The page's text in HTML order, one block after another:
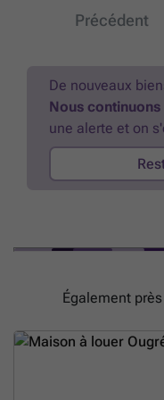
allie confort moderne et
septembre 2026. PEB:
Kwh/m².an; E totale:
savoir plus ?
Précédent
De nouveaux
Nous
une alerte et on
Également